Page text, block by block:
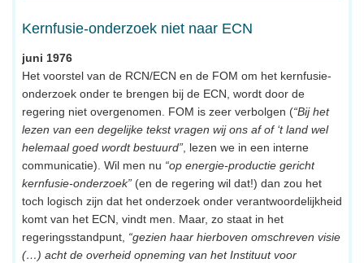
Kernfusie-onderzoek niet naar ECN
juni 1976
Het voorstel van de RCN/ECN en de FOM om het kernfusie-
onderzoek onder te brengen bij de ECN, wordt door de
regering niet overgenomen. FOM is zeer verbolgen (“Bij het
lezen van een degelijke tekst vragen wij ons af of ‘t land wel
helemaal goed wordt bestuurd” , lezen we in een interne
communicatie). Wil men nu “op energie-productie gericht
kernfusie-onderzoek” (en de regering wil dat!) dan zou het
toch logisch zijn dat het onderzoek onder verantwoordelijkheid
komt van het ECN, vindt men. Maar, zo staat in het
regeringsstandpunt, “gezien haar hierboven omschreven visie
(…) acht de overheid opneming van het Instituut voor